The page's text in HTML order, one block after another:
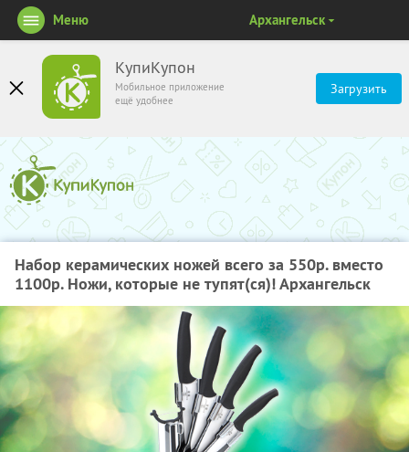
КупиКупон
Мобильное приложение
ещё удобнее
Загрузить
Меню Архангельск
Набор керамических ножей всего за 550р. вместо
1100р. Ножи, которые не тупят(ся)! Архангельск